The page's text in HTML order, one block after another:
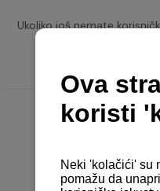
Ukoliko još nemate